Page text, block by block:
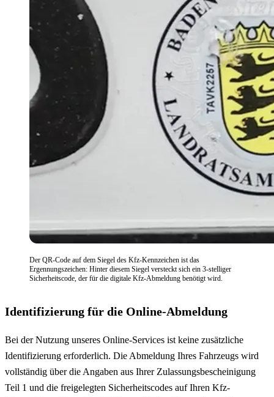
Der QR-Code auf dem Siegel des Kfz-Kennzeichen ist das
Ergennungszeichen: Hinter diesem Siegel versteckt sich ein 3-stelliger
Sicherheitscode, der für die digitale Kfz-Abmeldung benötigt wird.
Identifizierung für die Online-Abmeldung
Bei der Nutzung unseres Online-Services ist keine zusätzliche
Identifizierung erforderlich. Die Abmeldung Ihres Fahrzeugs wird
vollständig über die Angaben aus Ihrer Zulassungsbescheinigung
Teil 1 und die freigelegten Sicherheitscodes auf Ihren Kfz-